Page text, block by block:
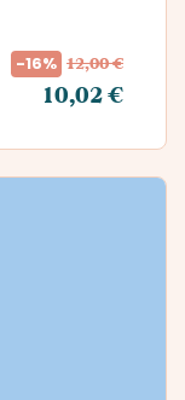
-16% 12,00 €
10,02 €